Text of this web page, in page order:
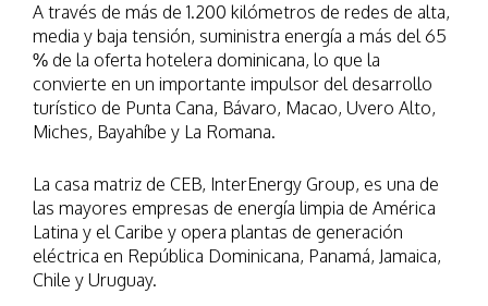
A través de más de 1.200 kilómetros de redes de alta,
media y baja tensión, suministra energía a más del 65
% de la oferta hotelera dominicana, lo que la
convierte en un importante impulsor del desarrollo
turístico de Punta Cana, Bávaro, Macao, Uvero Alto,
Miches, Bayahíbe y La Romana.
La casa matriz de CEB, InterEnergy Group, es una de
las mayores empresas de energía limpia de América
Latina y el Caribe y opera plantas de generación
eléctrica en República Dominicana, Panamá, Jamaica,
Chile y Uruguay.